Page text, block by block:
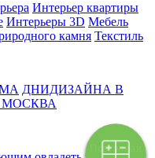
Поэтапная
Интерьер квартиры
Интерьеры 3D Мебель
камня Текстиль
ДНИДИЗАЙНА В
МОСКВА